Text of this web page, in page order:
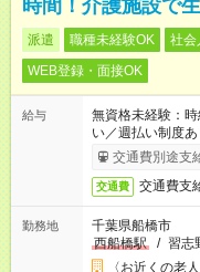
時間！介護施設で
派遣 職種未経験OK 社会
WEB登録・面接OK
給与
無資格未経験：
い／週払い制度
完了次第のお支
交通費別途支
交通費 交通費支
勤務地
千葉県船橋市
西船橋駅
/ 習志
〈お近くの老